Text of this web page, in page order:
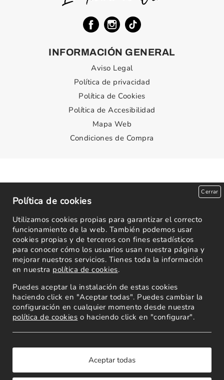
INFORMACIÓN GENERAL
Aviso Legal
Política de privacidad
Política de Cookies
Política de Accesibilidad
Mapa Web
Condiciones de Compra
Cerrar
Política de cookies
Utilizamos cookies propias para garantizar el correcto
funcionamiento de la web. También podemos usar
cookies propias y de terceros con fines estadísticos
para conocer cómo los usuarios usan nuestra página y
mejorar nuestros servicios. Tienes toda la información
en nuestra política de cookies.
Puedes aceptar la instalación de estas cookies
haciendo click en "Aceptar todas". Puedes cambiar la
configuración en cualquier momento desde nuestra
política de cookies o haciendo click en "configurar".